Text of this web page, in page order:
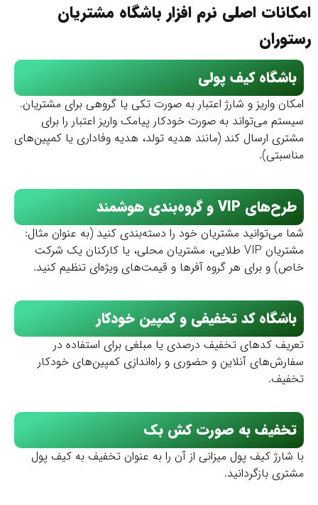
اصلی نرم افزار باشگاه مشتریان
باشگاه کیف پولی
واریز و شارژ اعتبار به صورت تکی یا گروهی برای مشتریان.
می‌تواند به صورت خودکار پیامک واریز اعتبار را برای
ارسال کند (مانند هدیه تولد، هدیه وفاداری یا کمپین‌های
طرح‌های VIP و گروه‌بندی هوشمند
می‌توانید مشتریان خود را دسته‌بندی کنید (به عنوان مثال:
مشتریان VIP طلایی، مشتریان محلی، یا کارکنان یک شرکت
و برای هر گروه آفرها و قیمت‌های ویژه‌ای تنظیم کنید.
باشگاه کد تخفیفی و کمپین خودکار
کدهای تخفیف درصدی یا مبلغی برای استفاده در
آنلاین و حضوری و راه‌اندازی کمپین‌های خودکار
تخفیف به صورت کش بک
شارژ کیف پول میزانی از آن را به عنوان تخفیف به کیف پول
بازگردانید.